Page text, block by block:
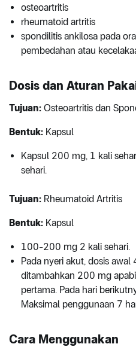
osteoartritis
rheumatoid artritis
spondilitis ankilosa pada
pembedahan atau
Dosis dan Aturan
Tujuan: Osteoartritis dan
Bentuk: Kapsul
Kapsul 200 mg, 1 kali
sehari.
Tujuan: Rheumatoid Artritis
Bentuk: Kapsul
100-200 mg 2 kali sehari.
Pada nyeri akut, dosis
ditambahkan 200 mg
pertama. Pada hari
Maksimal penggunaan 7
Cara Menggunakan